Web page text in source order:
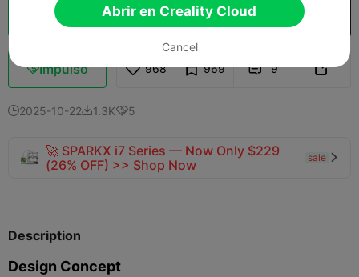
Laminador en la nube Abrir en Creality Cloud
Impulso 968 969  9 
2025-10-221.3K5
🚀 SPARKX i7 Series — Now Only $229
(26% OFF) >> Shop Now
sale 
Description
Design Concept
Abrir en Creality Cloud
Cancel